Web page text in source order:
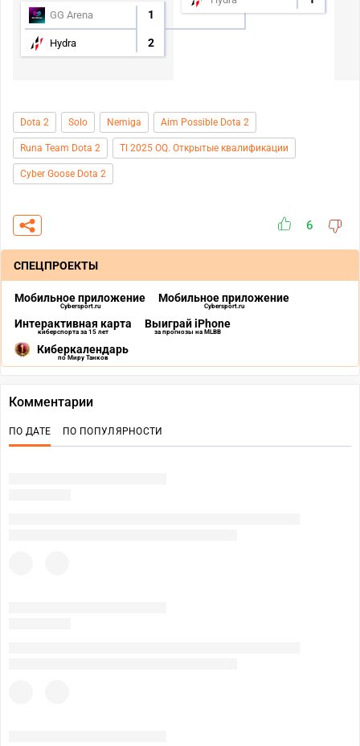
GG Arena 1
Hydra 2
Dota 2 Solo Nemiga Aim Possible Dota 2
Runa Team Dota 2 TI 2025 OQ. Открытые квалификации
Cyber Goose Dota 2
6
СПЕЦПРОЕКТЫ
Мобильное приложение
Cybersport.ru
Мобильное приложение
Cybersport.ru
Интерактивная карта
киберспорта за 15 лет
Выиграй iPhone
за прогнозы на MLBB
Киберкалендарь
по Миру Танков
Комментарии
ПО ДАТЕ ПО ПОПУЛЯРНОСТИ